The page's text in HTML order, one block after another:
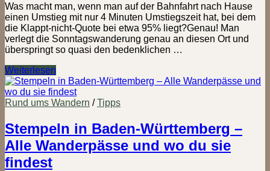
Was macht man, wenn man auf der Bahnfahrt nach Hause
einen Umstieg mit nur 4 Minuten Umstiegszeit hat, bei dem
die Klappt-nicht-Quote bei etwa 95% liegt?Genau! Man
verlegt die Sonntagswanderung genau an diesen Ort und
überspringt so quasi den bedenklichen …
Babenhausen
(Hessen)
–
Die
Enttäuschung
der
Deutschen
Bahn
Weiterlesen
Rund ums Wandern /Tipps
Stempeln in Baden-Württemberg –
Alle Wanderpässe und wo du sie
findest